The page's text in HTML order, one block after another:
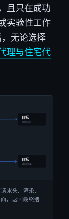
且只在成功
实验性工作
无论选择
理与住宅代
求头、渲染、
，返回最终结